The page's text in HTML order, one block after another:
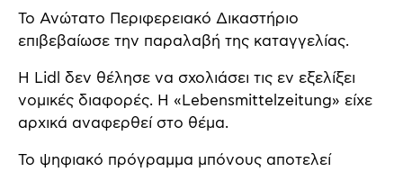
Το Ανώτατο Περιφερειακό Δικαστήριο
επιβεβαίωσε την παραλαβή της καταγγελίας.
Η Lidl δεν θέλησε να σχολιάσει τις εν εξελίξει
νομικές διαφορές. Η «Lebensmittelzeitung» είχε
αρχικά αναφερθεί στο θέμα.
Το ψηφιακό πρόγραμμα μπόνους αποτελεί